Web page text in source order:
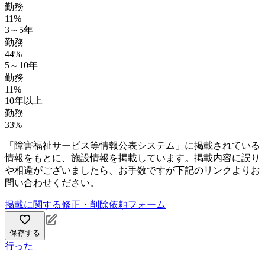
勤務
11%
3～5年
勤務
44%
5～10年
勤務
11%
10年以上
勤務
33%
「障害福祉サービス等情報公表システム」に掲載されている
情報をもとに、施設情報を掲載しています。掲載内容に誤り
や相違がございましたら、お手数ですが下記のリンクよりお
問い合わせください。
掲載に関する修正・削除依頼フォーム
保存する
行った